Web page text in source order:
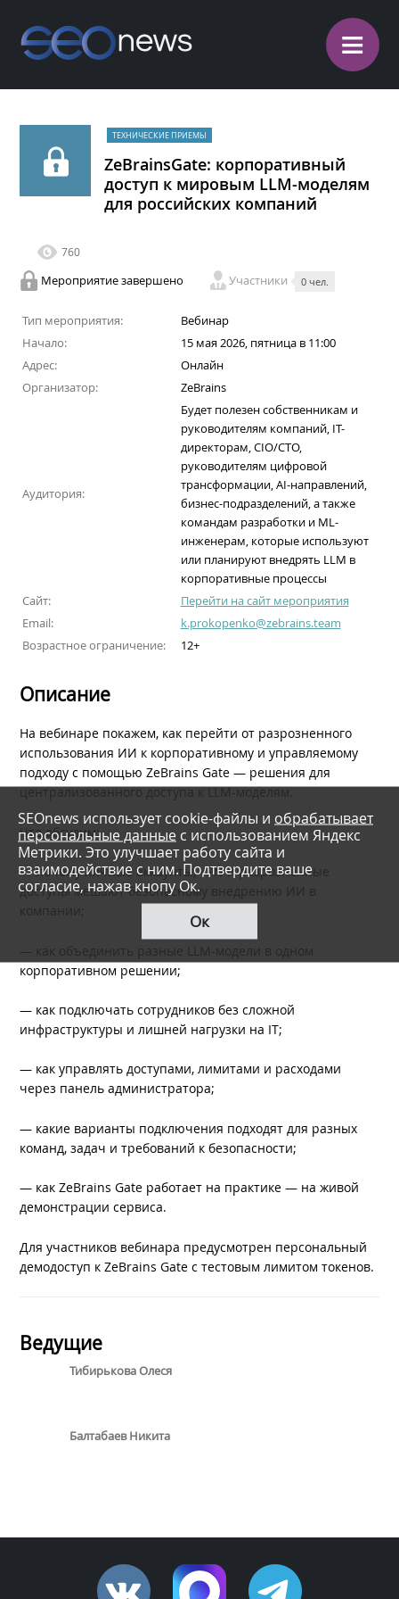
≡
ТЕХНИЧЕСКИЕ ПРИЕМЫ
ZeBrainsGate: корпоративный
доступ к мировым LLM-моделям
для российских компаний
760
Мероприятие завершено Участники 0 чел.
Тип мероприятия:
Вебинар
Начало:
15 мая 2026, пятница в 11:00
Адрес:
Онлайн
Организатор:
ZeBrains
Аудитория:
Будет полезен собственникам и
руководителям компаний, IT-
директорам, CIO/CTO,
руководителям цифровой
трансформации, AI-направлений,
бизнес-подразделений, а также
командам разработки и ML-
инженерам, которые используют
или планируют внедрять LLM в
корпоративные процессы
Сайт:
Перейти на сайт мероприятия
Email:
k.prokopenko@zebrains.team
Возрастное ограничение:
12+
Описание
На вебинаре покажем, как перейти от разрозненного
использования ИИ к корпоративному и управляемому
подходу с помощью ZeBrains Gate — решения для
централизованного доступа к LLM-моделям.
Что обсудим:
— почему личные аккаунты, VPN и разрозненные
доступы мешают безопасному внедрению ИИ в
компании;
— как объединить разные LLM-модели в одном
корпоративном решении;
— как подключать сотрудников без сложной
инфраструктуры и лишней нагрузки на IT;
— как управлять доступами, лимитами и расходами
через панель администратора;
— какие варианты подключения подходят для разных
команд, задач и требований к безопасности;
— как ZeBrains Gate работает на практике — на живой
демонстрации сервиса.
Для участников вебинара предусмотрен персональный
демодоступ к ZeBrains Gate с тестовым лимитом токенов.
Ведущие
Тибирькова Олеся
Балтабаев Никита
SEOnews использует cookie-файлы и обрабатывает
персональные данные с использованием Яндекс
Метрики. Это улучшает работу сайта и
взаимодействие с ним. Подтвердите ваше
согласие, нажав кнопу Ок.
Ок